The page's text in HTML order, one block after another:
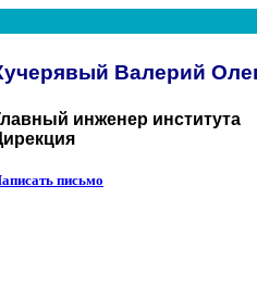
Валерий
инженер института
письмо